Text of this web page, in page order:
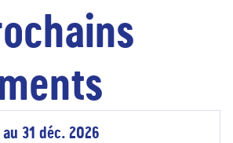
31 déc. 2026